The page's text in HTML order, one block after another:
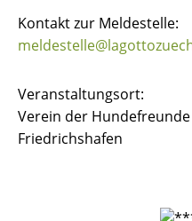
Kontakt zur Meldestelle:
Veranstaltungsort:
Verein der Hundefreunde
Friedrichshafen